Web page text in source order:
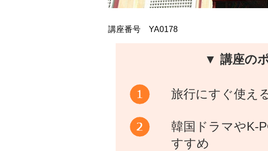
講座番号 YA0178
▼ 講座の
旅行にすぐ使え
韓国ドラマやK-
すすめ